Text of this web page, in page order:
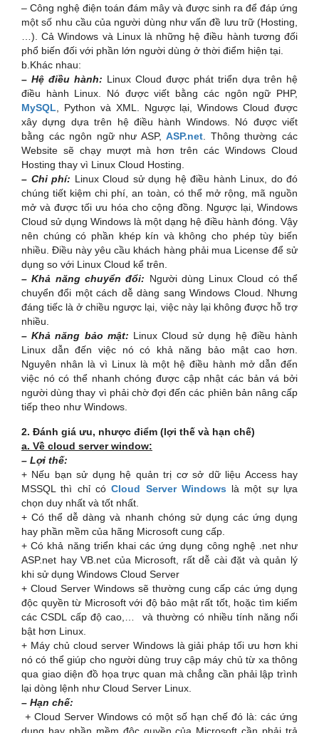
– Công nghệ điện toán đám mây và được sinh ra để đáp ứng
một số nhu cầu của người dùng như vấn đề lưu trữ (Hosting,
…). Cả Windows và Linux là những hệ điều hành tương đối
phổ biến đối với phần lớn người dùng ở thời điểm hiện tại.
b.Khác nhau:
– Hệ điều hành: Linux Cloud được phát triển dựa trên hệ
điều hành Linux. Nó được viết bằng các ngôn ngữ PHP,
MySQL , Python và XML. Ngược lại, Windows Cloud được
xây dựng dựa trên hệ điều hành Windows. Nó được viết
bằng các ngôn ngữ như ASP,ASP.net . Thông thường các
Website sẽ chạy mượt mà hơn trên các Windows Cloud
Hosting thay vì Linux Cloud Hosting.
– Chi phí: Linux Cloud sử dụng hệ điều hành Linux, do đó
chúng tiết kiệm chi phí, an toàn, có thể mở rộng, mã nguồn
mở và được tối ưu hóa cho cộng đồng. Ngược lại, Windows
Cloud sử dụng Windows là một dạng hệ điều hành đóng. Vậy
nên chúng có phần khép kín và không cho phép tùy biến
nhiều. Điều này yêu cầu khách hàng phải mua License để sử
dụng so với Linux Cloud kể trên.
– Khả năng chuyển đổi: Người dùng Linux Cloud có thể
chuyển đổi một cách dễ dàng sang Windows Cloud. Nhưng
đáng tiếc là ở chiều ngược lại, việc này lại không được hỗ trợ
nhiều.
– Khả năng bảo mật: Linux Cloud sử dụng hệ điều hành
Linux dẫn đến việc nó có khả năng bảo mật cao hơn.
Nguyên nhân là vì Linux là một hệ điều hành mở dẫn đến
việc nó có thể nhanh chóng được cập nhật các bản vá bởi
người dùng thay vì phải chờ đợi đến các phiên bản nâng cấp
tiếp theo như Windows.
2. Đánh giá ưu, nhược điểm (lợi thế và hạn chế)
a. Về cloud server window:
– Lợi thế:
+ Nếu bạn sử dụng hệ quản trị cơ sở dữ liệu Access hay
MSSQL thì chỉ cóCloud Server Windows là một sự lựa
chọn duy nhất và tốt nhất.
+ Có thể dễ dàng và nhanh chóng sử dụng các ứng dụng
hay phần mềm của hãng Microsoft cung cấp.
+ Có khả năng triển khai các ứng dụng công nghệ .net như
ASP.net hay VB.net của Microsoft, rất dễ cài đặt và quản lý
khi sử dụng Windows Cloud Server
+ Cloud Server Windows sẽ thường cung cấp các ứng dụng
độc quyền từ Microsoft với độ bảo mật rất tốt, hoặc tìm kiếm
các CSDL cấp độ cao,… và thường có nhiều tính năng nổi
bật hơn Linux.
+ Máy chủ cloud server Windows là giải pháp tối ưu hơn khi
nó có thể giúp cho người dùng truy cập máy chủ từ xa thông
qua giao diện đồ họa trực quan mà chẳng cần phải lập trình
lại dòng lệnh như Cloud Server Linux.
– Hạn chế:
+ Cloud Server Windows có một số hạn chế đó là: các ứng